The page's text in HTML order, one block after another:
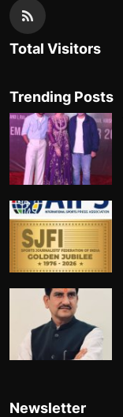
Total Visitors
Trending Posts
Newsletter